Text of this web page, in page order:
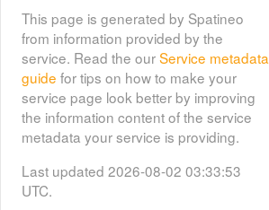
Gradnetze_Beschriftung_5
(grad_text_h_5)
Gradnetze_Beschriftung_10
(grad_text_v_10)
Gradnetze_Beschriftung_10
This page is generated by Spatineo
from information provided by the
service. Read the ourService metadata
guide for tips on how to make your
service page look better by improving
the information content of the service
metadata your service is providing.
Last updated 2026-08-02 03:33:53
UTC.